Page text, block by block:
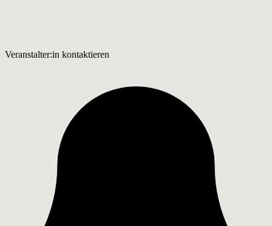
Veranstalter:in kontaktieren